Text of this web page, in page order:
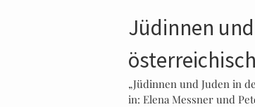
Jüdinnen
„Jüdinnen und Juden in
in: Elena Messner und